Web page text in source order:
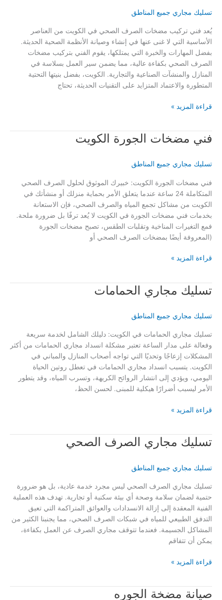
خدمات
احترافية
مضمونة
تسليك مجاري جميع المناطق
يُعد فني تركيب مضخات الصرف الصحي في الكويت من العناصر
الأساسية التي لا غنى عنها في إنشاء وصيانة الأنظمة الصحية الحديثة.
بفضل المهارات والخبرة التي يمتلكها، يقوم الفني بتركيب مضخات
الصرف الصحي بكفاءة عالية، مما يضمن سير العمل بسلاسة في
المنازل والمنشآت الصناعية والتجارية. الكويت، بفضل بنيتها التحتية
المتطورة والاعتماد المتزايد على التقنيات الحديثة، تحتاج
تركيب
الصحي
الكويت
قراءة المزيد »
فني مضخات الجورة الكويت
تسليك مجاري جميع المناطق
فني مضخات الجورة الكويت: خبيرك الموثوق لحلول الصرف الصحي
المتكاملة 24 ساعة عندما يتعلق الأمر بحماية منزلك أو منشأتك في
الكويت من مشاكل تجمع المياه والصرف الصحي، فإن الاستعانة
بخدمات فني مضخات الجورة في الكويت لا يُعد ترفًا بل ضرورة ملحة.
فمع التغيرات المناخية وتقلبات الطقس، تصبح مضخات الجورة
(المعروفة أيضًا بمضخات الصرف الصحي أو
فني
الكويت
قراءة المزيد »
تسليك مجاري الحمامات
تسليك مجاري جميع المناطق
تسليك مجاري الحمامات في الكويت: دليلك الشامل لخدمة سريعة
وفعالة على مدار الساعة تعتبر مشكلة انسداد مجاري الحمامات من أكثر
المشكلات إزعاجًا وتحديًا التي تواجه أصحاب المنازل والمباني في
الكويت. يتسبب انسداد مجاري الحمامات في تعطل روتين الحياة
اليومي، ويؤدي إلى انتشار الروائح الكريهة، وتسرب المياه، وقد يتطور
الأمر ليسبب أضرارًا هيكلية للمبنى. لحسن الحظ،
تسليك
قراءة المزيد »
تسليك مجاري الصرف الصحي
تسليك مجاري جميع المناطق
تسليك مجاري الصرف الصحي ليس مجرد خدمة عادية، بل هو ضرورة
حتمية لضمان سلامة وصحة أي بيئة سكنية أو تجارية. تهدف هذه العملية
الفنية المعقدة إلى إزالة الانسدادات والعوائق المتراكمة التي تعيق
التدفق الطبيعي للمياه في شبكات الصرف الصحي، مما يجنبنا الكثير من
المشاكل الجسيمة. فعندما تتوقف مجاري الصرف عن العمل بكفاءة،
يمكن أن تتفاقم
تسليك
الصحي
قراءة المزيد »
صيانة مضخة الجوره